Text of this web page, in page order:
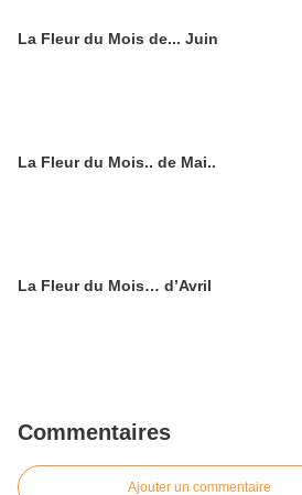
La Fleur du Mois de... Juin
La Fleur du Mois.. de Mai..
La Fleur du Mois… d’Avril
Commentaires
Ajouter un commentaire